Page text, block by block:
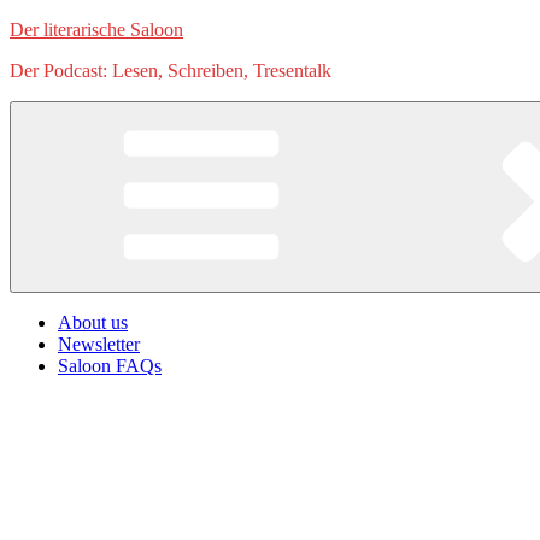
Zum
springen
Der literarische Saloon
Der Podcast: Lesen, Schreiben, Tresentalk
About us
Newsletter
Saloon FAQs